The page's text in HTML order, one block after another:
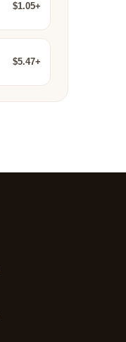
$1.05+
$5.47+